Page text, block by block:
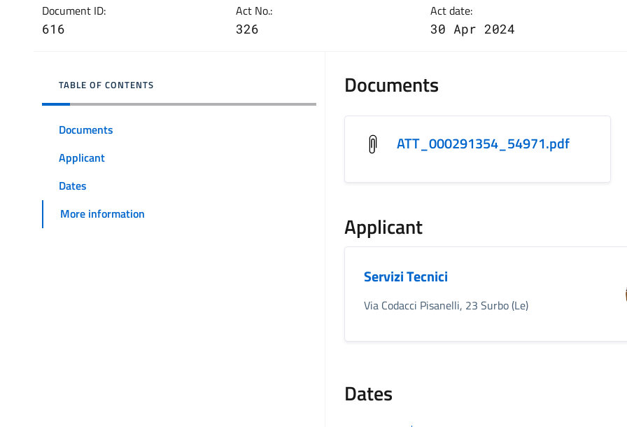
Document ID:
616
Act No.:
326
Act date:
30 Apr 2024
TABLE OF CONTENTS
Documents
Applicant
Dates
More information
Documents
ATT_000291354_54971.pdf
Applicant
Servizi Tecnici
Via Codacci Pisanelli, 23 Surbo (Le)
Dates